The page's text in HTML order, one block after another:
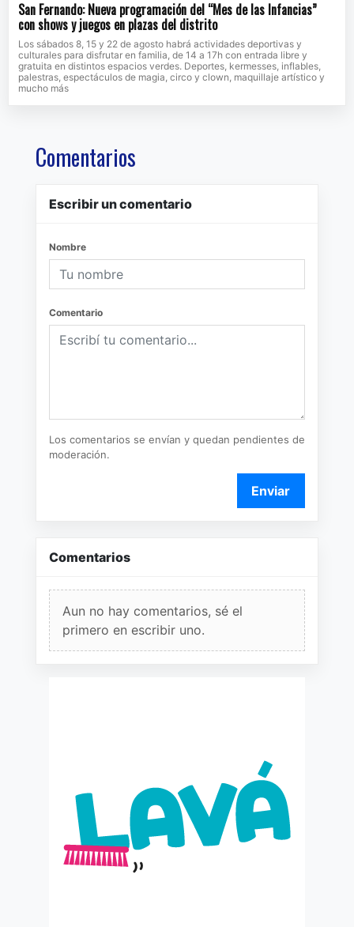
San Fernando: Nueva programación del “Mes de las Infancias”
con shows y juegos en plazas del distrito
Los sábados 8, 15 y 22 de agosto habrá actividades deportivas y
culturales para disfrutar en familia, de 14 a 17h con entrada libre y
gratuita en distintos espacios verdes. Deportes, kermesses, inflables,
palestras, espectáculos de magia, circo y clown, maquillaje artístico y
mucho más
Comentarios
Escribir un comentario
Nombre
Comentario
Los comentarios se envían y quedan pendientes de
moderación.
Enviar
Comentarios
Aun no hay comentarios, sé el
primero en escribir uno.